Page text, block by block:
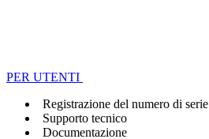
PER UTENTI
Registrazione del numero di serie
Supporto tecnico
Documentazione